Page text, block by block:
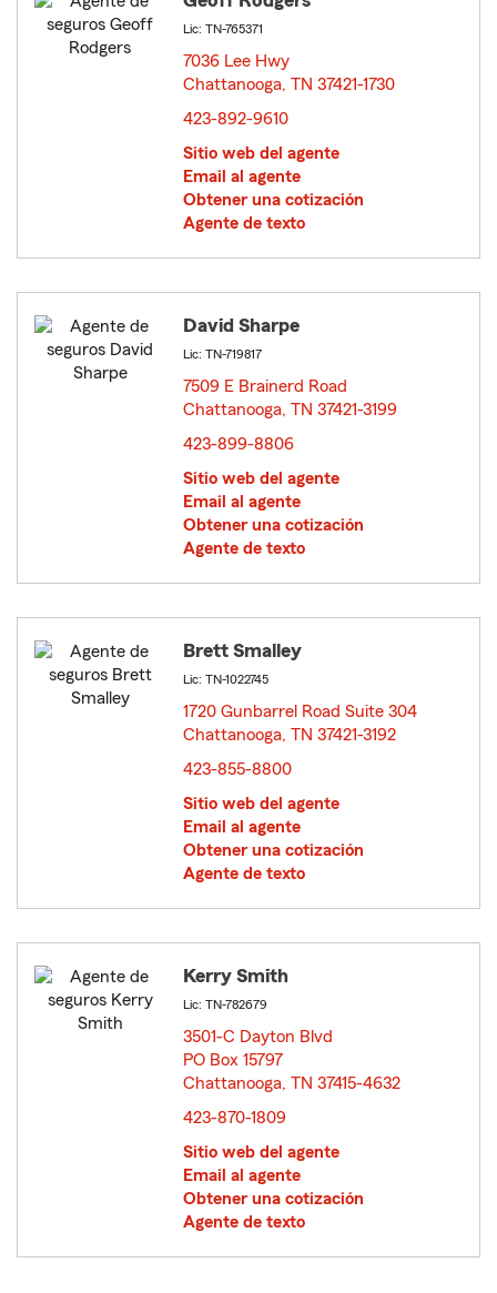
Lic: TN-765371
7036 Lee Hwy
Chattanooga, TN 37421-1730
423-892-9610
Sitio web del agente
Email al agente
Obtener una cotización
Agente de texto
David Sharpe
Lic: TN-719817
7509 E Brainerd Road
Chattanooga, TN 37421-3199
423-899-8806
Sitio web del agente
Email al agente
Obtener una cotización
Agente de texto
Brett Smalley
Lic: TN-1022745
1720 Gunbarrel Road Suite 304
Chattanooga, TN 37421-3192
423-855-8800
Sitio web del agente
Email al agente
Obtener una cotización
Agente de texto
Kerry Smith
Lic: TN-782679
3501-C Dayton Blvd
PO Box 15797
Chattanooga, TN 37415-4632
423-870-1809
Sitio web del agente
Email al agente
Obtener una cotización
Agente de texto